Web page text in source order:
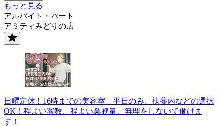
もっと見る
アルバイト・パート
アミティみどりの店
日曜定休！16時までの美容室！平日のみ、扶養内などの選択
OK！程よい客数、程よい業務量、無理をしないで働けま
す！